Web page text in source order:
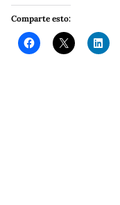
Comparte esto: